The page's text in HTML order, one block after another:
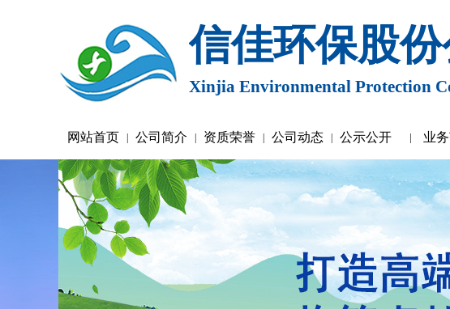
信佳环保股份
Xinjia Environmental Protection
网站首页 | 公司简介 | 资质荣誉 | 公司动态 | 公示公开 | 业